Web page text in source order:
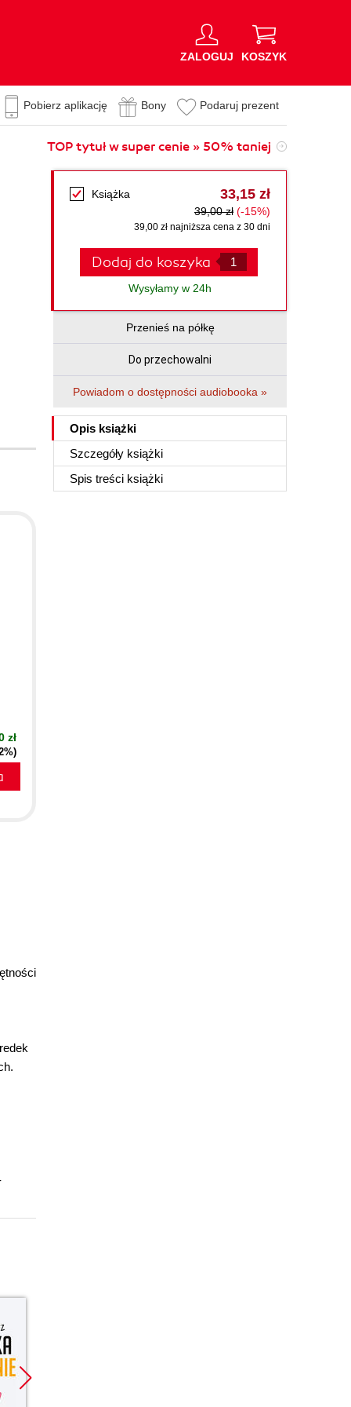
ZALOGUJ KOSZYK
Pobierz aplikację Bony Podaruj prezent
TOP tytuł w super cenie » 50% taniej
Książka 33,15 zł
39,00 zł (-15%)
39,00 zł najniższa cena z 30 dni
Dodaj do koszyka
Wysyłamy w 24h
Przenieś na półkę
Do przechowalni
Powiadom o dostępności audiobooka »
Opis książki
Szczegóły książki
Spis treści książki
zł